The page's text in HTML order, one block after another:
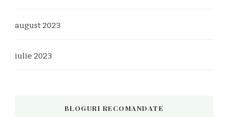
august 2023
iulie 2023
BLOGURI RECOMANDATE